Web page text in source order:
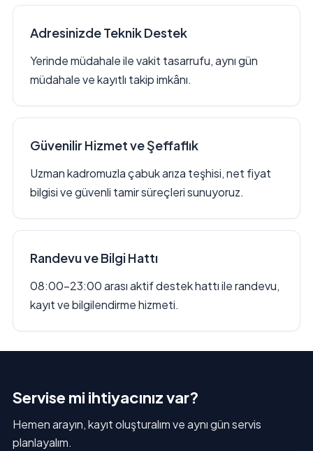
Adresinizde Teknik Destek
Yerinde müdahale ile vakit tasarrufu, aynı gün
müdahale ve kayıtlı takip imkânı.
Güvenilir Hizmet ve Şeffaflık
Uzman kadromuzla çabuk arıza teşhisi, net fiyat
bilgisi ve güvenli tamir süreçleri sunuyoruz.
Randevu ve Bilgi Hattı
08:00–23:00 arası aktif destek hattı ile randevu,
kayıt ve bilgilendirme hizmeti.
Servise mi ihtiyacınız var?
Hemen arayın, kayıt oluşturalım ve aynı gün servis
planlayalım.